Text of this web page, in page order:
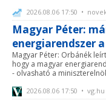
2026.08.06 17:50 •
Magyar Péter:
energiarendszer
Magyar Péter: Orbánék
hogy a magyar
- olvasható a
2026.08.06 17:50 • vg.hu